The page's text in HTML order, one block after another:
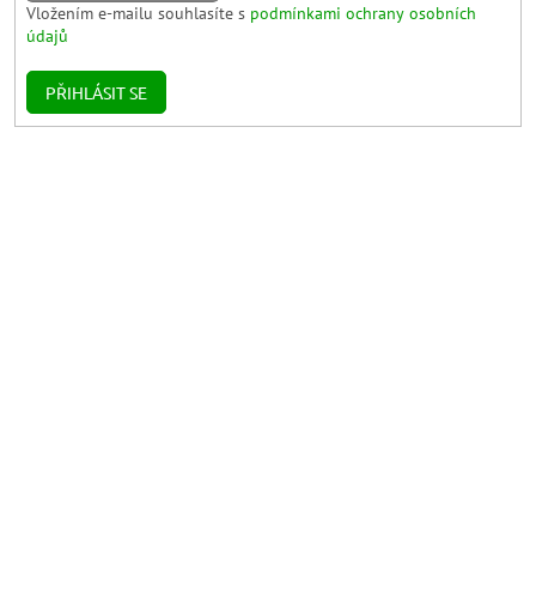
Vložením e-mailu souhlasíte s podmínkami ochrany osobních
údajů
PŘIHLÁSIT SE